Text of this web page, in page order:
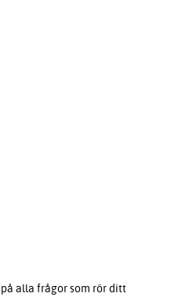
alla frågor som rör ditt